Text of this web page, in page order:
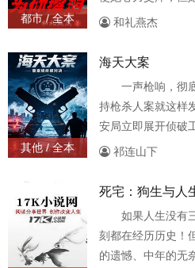
都市 / 全本
记，是那些温暖的
候，却发觉当年胜
幸福姗姗来迟的
生了……他放弃一
量，能否再次上演奇
和礼燕杰
其他 / 全本
海天大案
一声枪响，彻
持枪杀人案就这样
安局立即展开侦破
义与邪恶的较量。
祁连山下
死宅：狗生与人
如果人生没有
刻都在经历历史！
的遗憾、中年的无